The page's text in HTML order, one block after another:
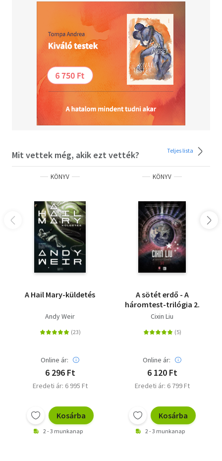
Mit vettek még, akik ezt vették? Teljes lista
KÖNYV
A Hail Mary-küldetés
Andy Weir
Online ár:
6 296 Ft
Eredeti ár: 6 995 Ft
Kosárba
2 - 3 munkanap
KÖNYV
A sötét erdő - A
háromtest-trilógia 2.
Cixin Liu
Online ár:
6 120 Ft
Eredeti ár: 6 799 Ft
Kosárba
2 - 3 munkanap